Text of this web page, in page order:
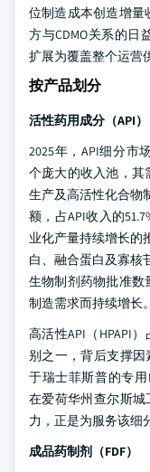
位制造成本创造增量
方与CDMO关系的日
扩展为覆盖整个运营
按产品划分
活性药用成分（API）
2025年，API细分市
个庞大的收入池，其
生产及高活性化合物
额，占API收入的
业化产量持续增长的
白、融合蛋白及寡核
生物制剂药物批准数
制造需求而持续增长。
高活性API（HPAPI
别之一，背后支撑因
于瑞士菲斯普的专用
在爱荷华州查尔斯城
力，正是为服务该细
成品药制剂（FDF）